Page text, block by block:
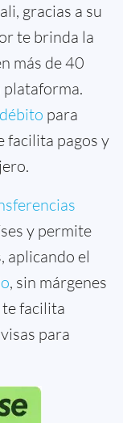
gracias a su
te brinda la
más de 40
plataforma.
para
facilita pagos y
y permite
aplicando el
, sin márgenes
facilita
para